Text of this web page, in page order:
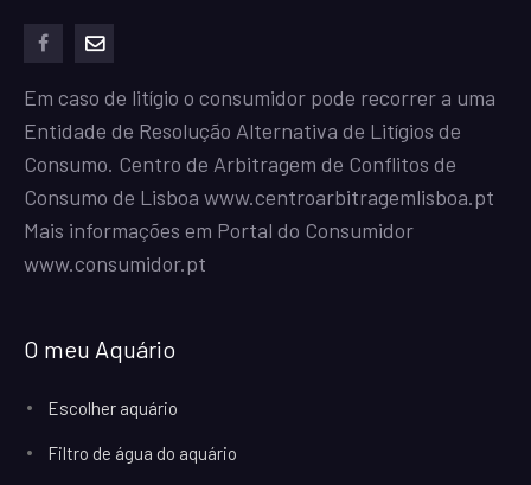
Em caso de litígio o consumidor pode recorrer a uma
Entidade de Resolução Alternativa de Litígios de
Consumo. Centro de Arbitragem de Conflitos de
Consumo de Lisboa www.centroarbitragemlisboa.pt
Mais informações em Portal do Consumidor
www.consumidor.pt
O meu Aquário
Escolher aquário
Filtro de água do aquário